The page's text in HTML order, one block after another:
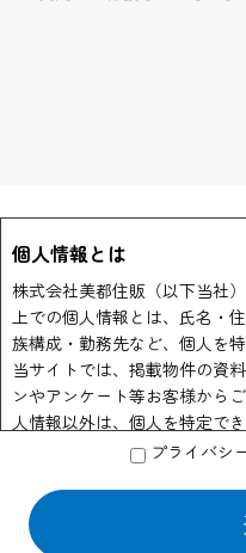
個人情報とは
株式会社美都住販（以下当社
上での個人情報とは、氏名・
族構成・勤務先など、個人を
当サイトでは、掲載物件の資
ンやアンケート等お客様から
人情報以外は、個人を特定で
個人情報の利用
当社はお客様からのお申し出
プライバシ